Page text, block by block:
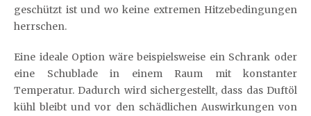
geschützt ist und wo keine extremen Hitzebedingungen
herrschen.
Eine ideale Option wäre beispielsweise ein Schrank oder
eine Schublade in einem Raum mit konstanter
Temperatur. Dadurch wird sichergestellt, dass das Duftöl
kühl bleibt und vor den schädlichen Auswirkungen von